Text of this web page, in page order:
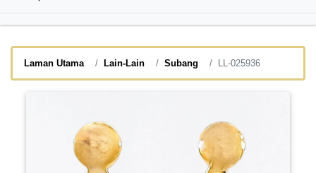
Laman Utama Lain-Lain Subang LL-025936